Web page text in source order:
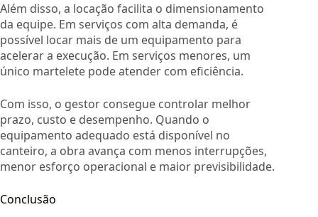
Além disso, a locação facilita o dimensionamento
da equipe. Em serviços com alta demanda, é
possível locar mais de um equipamento para
acelerar a execução. Em serviços menores, um
único martelete pode atender com eficiência.
Com isso, o gestor consegue controlar melhor
prazo, custo e desempenho. Quando o
equipamento adequado está disponível no
canteiro, a obra avança com menos interrupções,
menor esforço operacional e maior previsibilidade.
Conclusão